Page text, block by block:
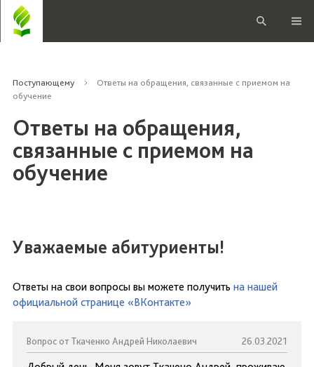
Поступающему
Ответы на обращения, связанные с приемом на
обучение
Ответы на обращения,
связанные с приемом на
обучение
Уважаемые абитуриенты!
Ответы на свои вопросы вы можете получить на нашей
официальной странице «ВКонтакте»
Вопрос от Ткаченко Андрей Николаевич 26.03.2021